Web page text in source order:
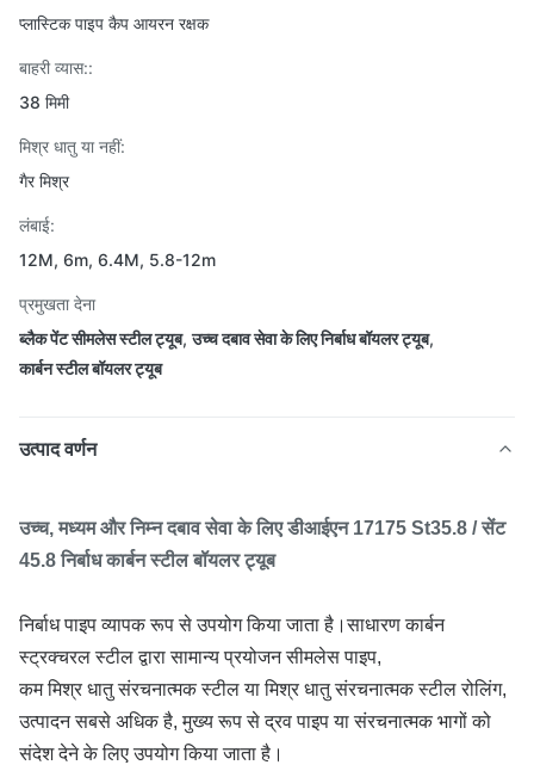
प्लास्टिक पाइप कैप आयरन रक्षक
बाहरी व्यास::
38 मिमी
मिश्र धातु या नहीं:
गैर मिश्र
लंबाई:
12M, 6m, 6.4M, 5.8-12m
प्रमुखता देना
ब्लैक पेंट सीमलेस स्टील ट्यूब,उच्च दबाव सेवा के लिए निर्बाध बॉयलर ट्यूब,
कार्बन स्टील बॉयलर ट्यूब
उत्पाद वर्णन
उच्च, मध्यम और निम्न दबाव सेवा के लिए डीआईएन 17175 St35.8 / सेंट
45.8 निर्बाध कार्बन स्टील बॉयलर ट्यूब
निर्बाध पाइप व्यापक रूप से उपयोग किया जाता है।साधारण कार्बन
स्ट्रक्चरल स्टील द्वारा सामान्य प्रयोजन सीमलेस पाइप,
कम मिश्र धातु संरचनात्मक स्टील या मिश्र धातु संरचनात्मक स्टील रोलिंग,
उत्पादन सबसे अधिक है, मुख्य रूप से द्रव पाइप या संरचनात्मक भागों को
संदेश देने के लिए उपयोग किया जाता है।